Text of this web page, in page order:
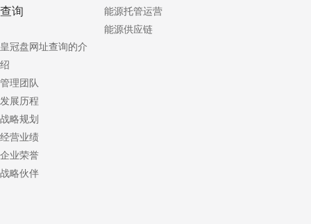
查询
皇冠盘网址查询的介
绍
管理团队
发展历程
战略规划
经营业绩
企业荣誉
战略伙伴
能源托管运营
能源供应链